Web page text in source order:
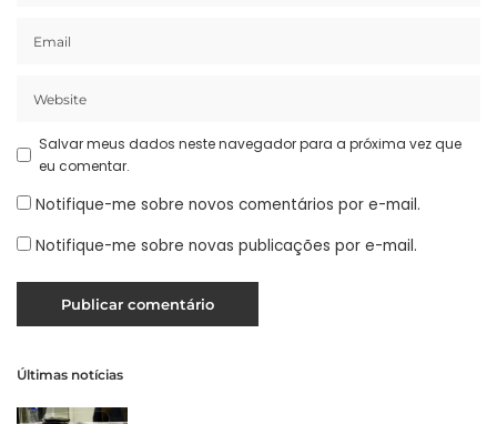
Salvar meus dados neste navegador para a próxima vez que
eu comentar.
Notifique-me sobre novos comentários por e-mail.
Notifique-me sobre novas publicações por e-mail.
Últimas notícias